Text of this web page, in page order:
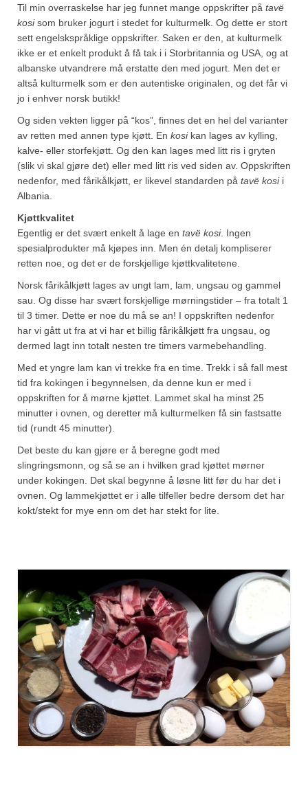
Piment d’Espelette
Purreløk (tørket)
Quatre épices
Rosépepper
Salvie
Sar (bønneurt)
Selleriblader
Smaken av skog
Tapaskrydder
Tomatflak
Om oss
Kontakt oss
Nettbutikk
Til min overraskelse har jeg funnet mange oppskrifter på tavë
kosisom bruker jogurt i stedet for kulturmelk. Og dette er stort
sett engelskspråklige oppskrifter. Saken er den, at kulturmelk
ikke er et enkelt produkt å få tak i i Storbritannia og USA, og at
albanske utvandrere må erstatte den med jogurt. Men det er
altså kulturmelk som er den autentiske originalen, og det får vi
jo i enhver norsk butikk!
Og siden vekten ligger på “kos”, finnes det en hel del varianter
av retten med annen type kjøtt. En kosikan lages av kylling,
kalve- eller storfekjøtt. Og den kan lages med litt ris i gryten
(slik vi skal gjøre det) eller med litt ris ved siden av. Oppskriften
nedenfor, med fårikålkjøtt, er likevel standarden på tavë kosii
Albania.
Kjøttkvalitet
Egentlig er det svært enkelt å lage en tavë kosi. Ingen
spesialprodukter må kjøpes inn. Men én detalj kompliserer
retten noe, og det er de forskjellige kjøttkvalitetene.
Norsk fårikålkjøtt lages av ungt lam, lam, ungsau og gammel
sau. Og disse har svært forskjellige mørningstider – fra totalt 1
til 3 timer. Dette er noe du må se an! I oppskriften nedenfor
har vi gått ut fra at vi har et billig fårikålkjøtt fra ungsau, og
dermed lagt inn totalt nesten tre timers varmebehandling.
Med et yngre lam kan vi trekke fra en time. Trekk i så fall mest
tid fra kokingen i begynnelsen, da denne kun er med i
oppskriften for å mørne kjøttet. Lammet skal ha minst 25
minutter i ovnen, og deretter må kulturmelken få sin fastsatte
tid (rundt 45 minutter).
Det beste du kan gjøre er å beregne godt med
slingringsmonn, og så se an i hvilken grad kjøttet mørner
under kokingen. Det skal begynne å løsne litt før du har det i
ovnen. Og lammekjøttet er i alle tilfeller bedre dersom det har
kokt/stekt for mye enn om det har stekt for lite.